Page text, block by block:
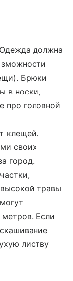
должна
Брюки
в носки,
про головной
клещей.
своих
город.
травы
метров. Если
листву